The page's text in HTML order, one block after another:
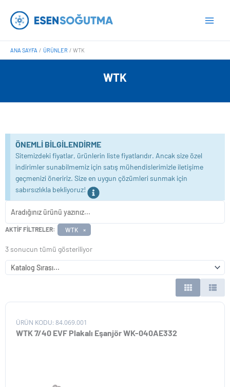
atla
ANA SAYFA ÜRÜNLER WTK
WTK
ÖNEMLI BILGILENDIRME
Sitemizdeki fiyatlar, ürünlerin liste fiyatlarıdır. Ancak size özel
indirimler sunabilmemiz için satış mühendislerimizle iletişime
geçmenizi öneririz. Size en uygun çözümleri sunmak için
sabırsızlıkla bekliyoruz!
AKTIF FILTRELER: WTK ×
3 sonucun tümü gösteriliyor
ÜRÜN KODU: 84.069.001
WTK 7/40 EVF Plakalı Eşanjör WK-040AE332